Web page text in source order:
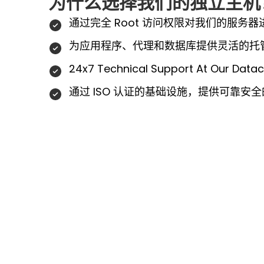
通过完全 Root 访问权限对我们的服务器
为应用程序、代理和数据库提供灵活的
24x7 Technical Support At Our
通过 ISO 认证的基础设施，提供可靠安